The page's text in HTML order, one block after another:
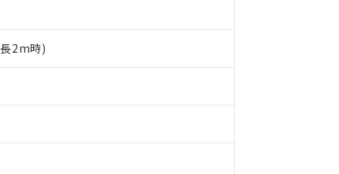
2m時)
指令（10物質）の非含有に対応した製品が提供可能な商品です。